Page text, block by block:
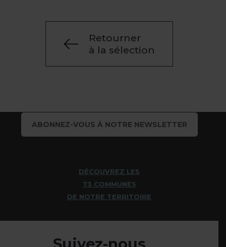
Retourner
à la sélection
ABONNEZ-VOUS À NOTRE NEWSLETTER
DÉCOUVREZ LES
73 COMMUNES
DE NOTRE TERRITOIRE